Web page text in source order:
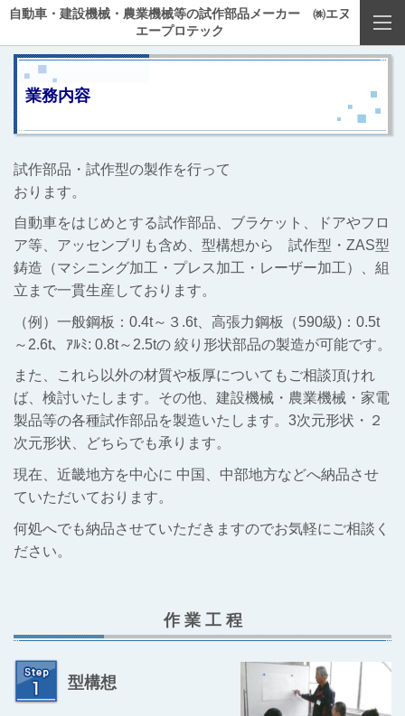
自動車・建設機械・農業機械等の試作部品メーカー ㈱エヌ
エープロテック
業務内容
試作部品・試作型の製作を行って
おります。
自動車をはじめとする試作部品、ブラケット、ドアやフロ
ア等、アッセンブリも含め、型構想から 試作型・ZAS型
鋳造（マシニング加工・プレス加工・レーザー加工）、組
立まで一貫生産しております。
（例）一般鋼板：0.4t～３.6t、高張力鋼板（590級)：0.5t
～2.6t、ｱﾙﾐ: 0.8t～2.5tの 絞り形状部品の製造が可能です。
また、これら以外の材質や板厚についてもご相談頂けれ
ば、検討いたします。その他 、建設機械・農業機械・家電
製品等の各種試作部品を製造いたします。3次元形状・２
次元形状、どちらでも承ります。
現在、近畿地方を中心に 中国、中部地方などへ納品させ
ていただいております。
何処へでも納品させていただきますのでお気軽にご相談く
ださい。
作 業 工 程
型構想